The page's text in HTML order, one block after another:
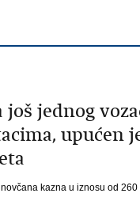
još jednog
upućen
kazna u iznosu od